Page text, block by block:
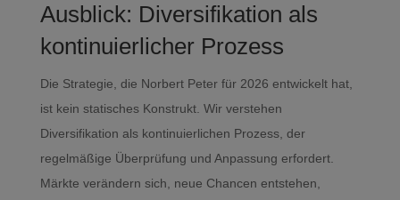
Ausblick: Diversifikation als
kontinuierlicher Prozess
Die Strategie, die Norbert Peter für 2026 entwickelt hat,
ist kein statisches Konstrukt. Wir verstehen
Diversifikation als kontinuierlichen Prozess, der
regelmäßige Überprüfung und Anpassung erfordert.
Märkte verändern sich, neue Chancen entstehen,